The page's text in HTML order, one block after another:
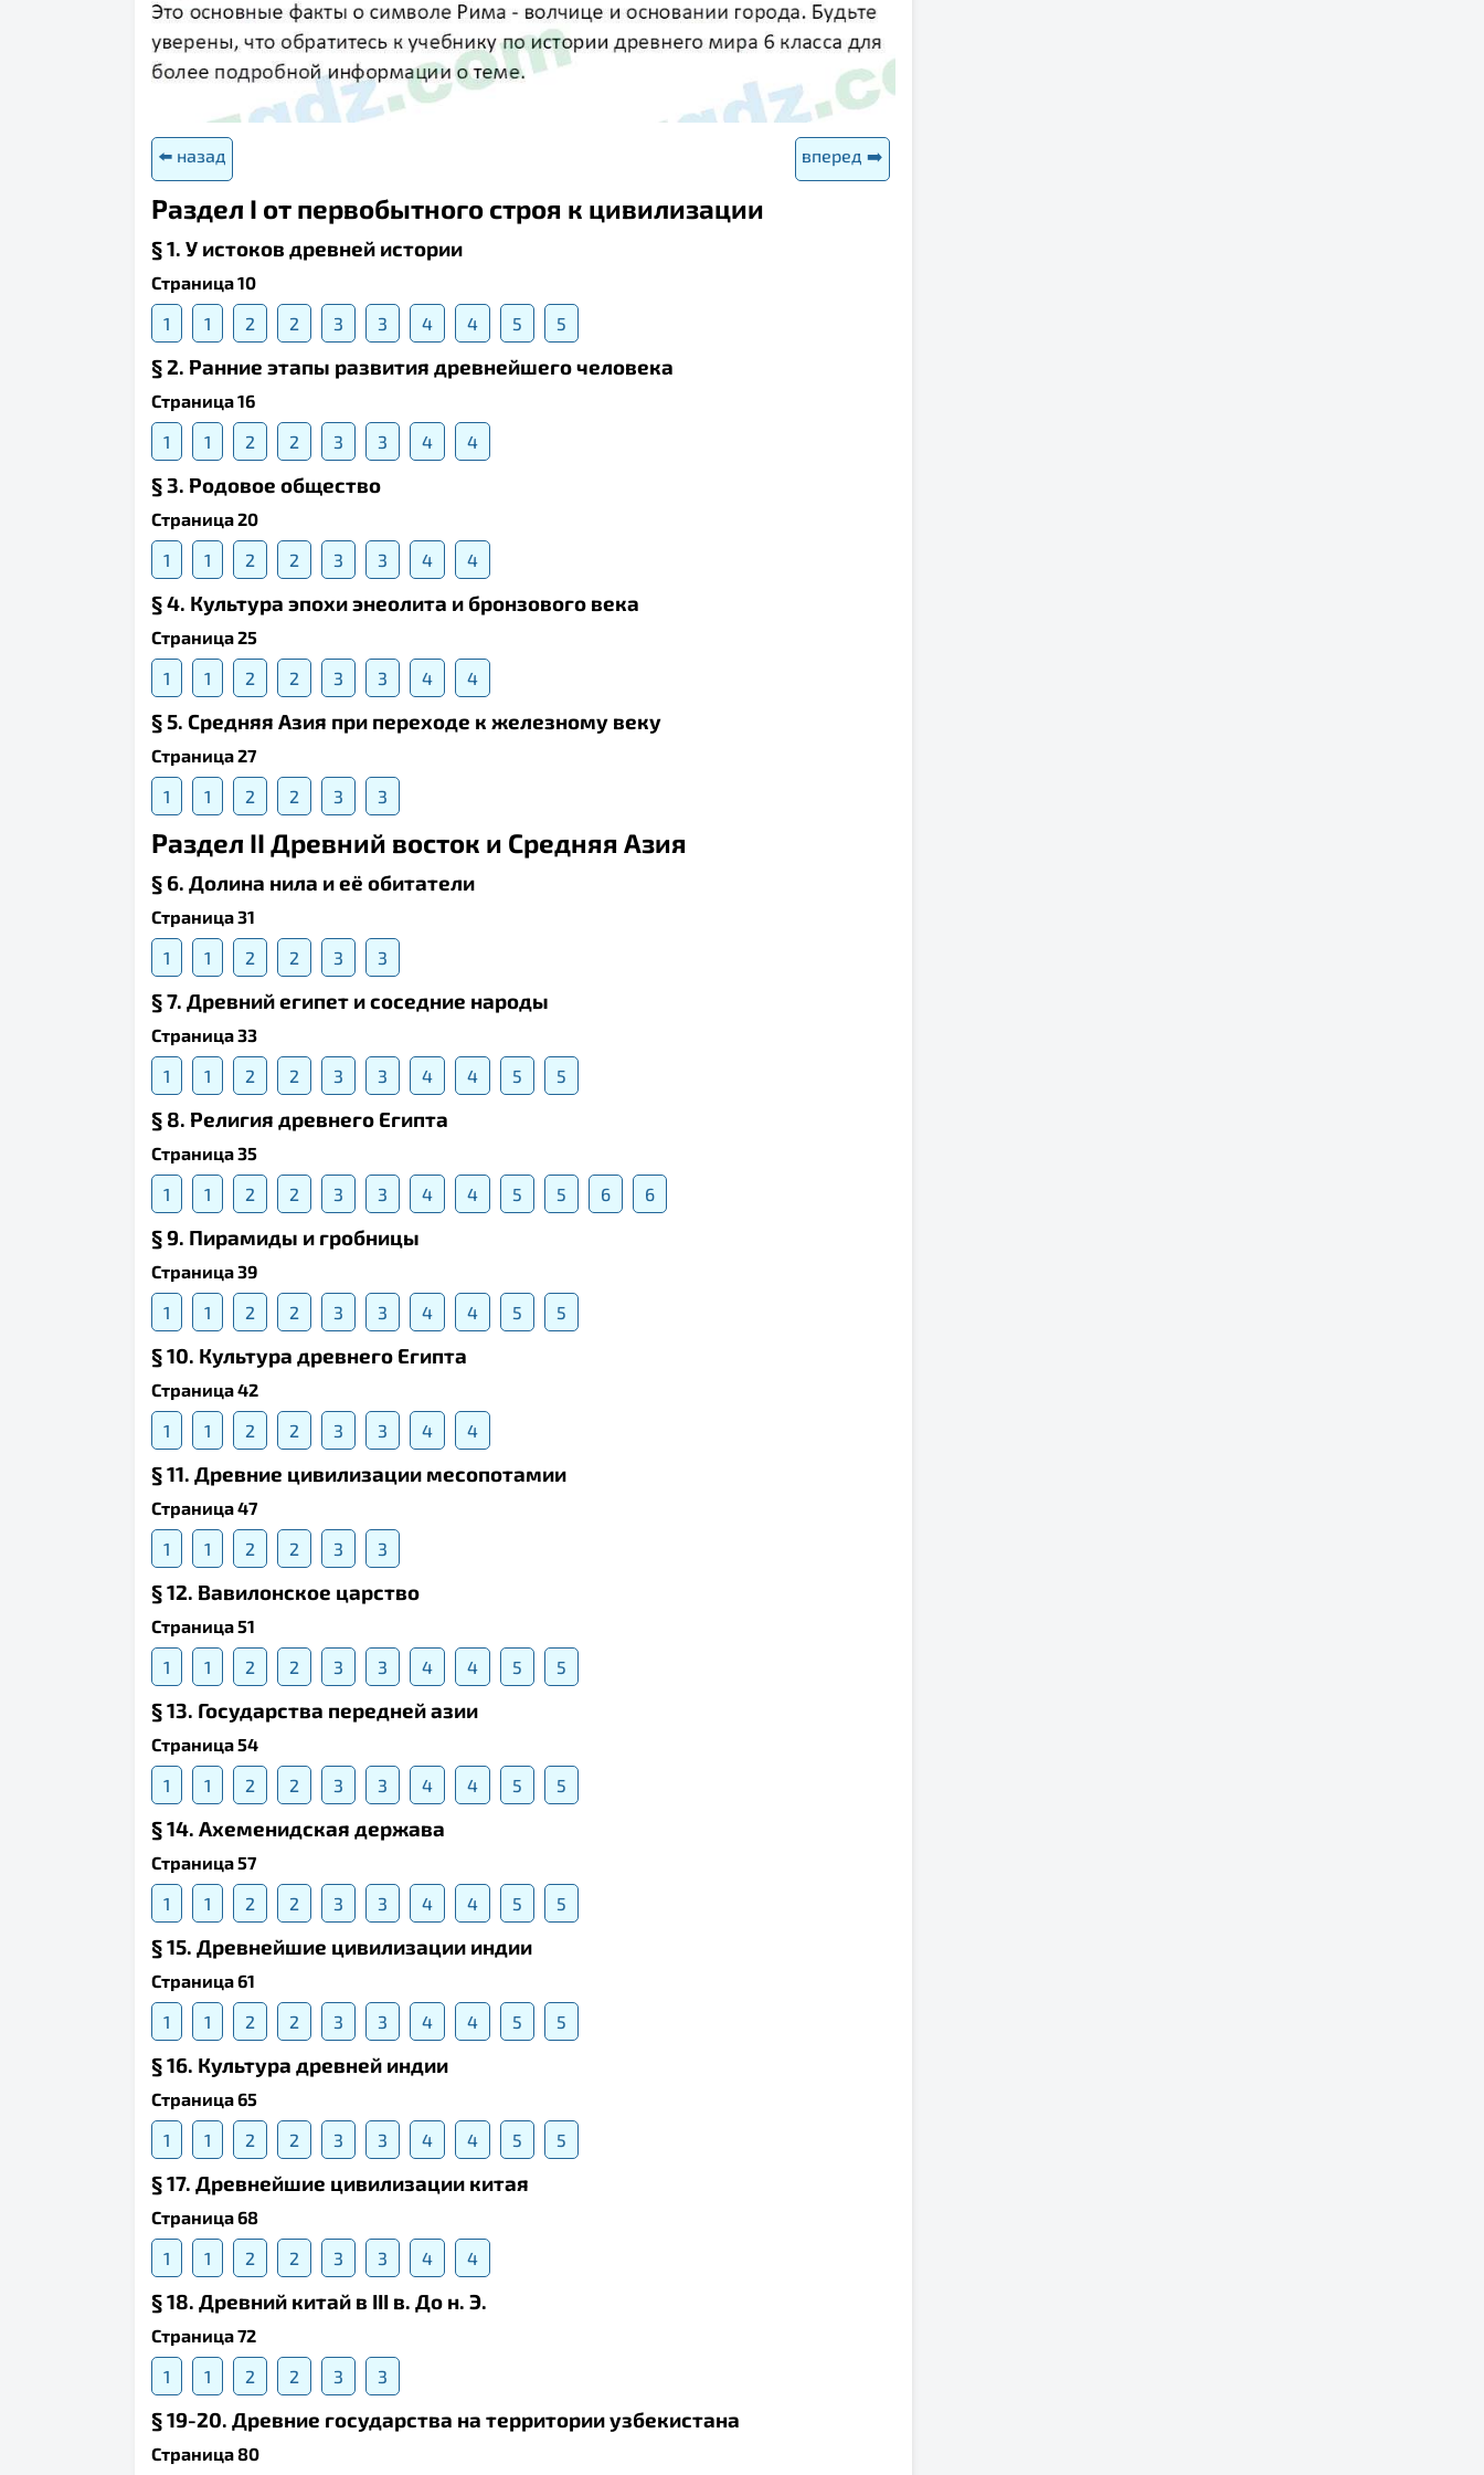
⬅️ назад вперед ➡️
Раздел I от первобытного строя к цивилизации
§ 1. У истоков древней истории
Страница 10
1
1 2 2 3 3 4 4 5 5
§ 2. Ранние этапы развития древнейшего человека
Страница 16
1
1 2 2 3 3 4 4
§ 3. Родовое общество
Страница 20
1
1 2 2 3 3 4 4
§ 4. Культура эпохи энеолита и бронзового века
Страница 25
1
1 2 2 3 3 4 4
§ 5. Средняя Азия при переходе к железному веку
Страница 27
1
1 2 2 3 3
Раздел II Древний восток и Средняя Азия
§ 6. Долина нила и её обитатели
Страница 31
1
1 2 2 3 3
§ 7. Древний египет и соседние народы
Страница 33
1
1 2 2 3 3 4 4 5 5
§ 8. Религия древнего Египта
Страница 35
1
1 2 2 3 3 4 4 5 5 6 6
§ 9. Пирамиды и гробницы
Страница 39
1
1 2 2 3 3 4 4 5 5
§ 10. Культура древнего Египта
Страница 42
1
1 2 2 3 3 4 4
§ 11. Древние цивилизации месопотамии
Страница 47
1
1 2 2 3 3
§ 12. Вавилонское царство
Страница 51
1
1 2 2 3 3 4 4 5 5
§ 13. Государства передней азии
Страница 54
1
1 2 2 3 3 4 4 5 5
§ 14. Ахеменидская держава
Страница 57
1
1 2 2 3 3 4 4 5 5
§ 15. Древнейшие цивилизации индии
Страница 61
1
1 2 2 3 3 4 4 5 5
§ 16. Культура древней индии
Страница 65
1
1 2 2 3 3 4 4 5 5
§ 17. Древнейшие цивилизации китая
Страница 68
1
1 2 2 3 3 4 4
§ 18. Древний китай в III в. До н. Э.
Страница 72
1
1 2 2 3 3
§ 19-20. Древние государства на территории узбекистана
Страница 80